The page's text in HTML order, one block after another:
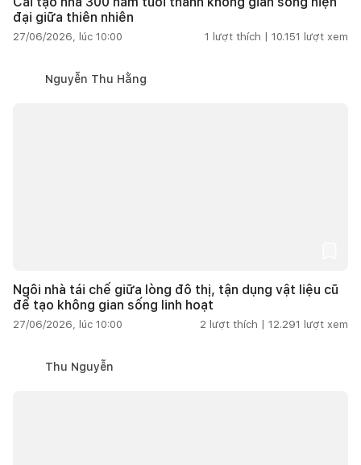
đại giữa thiên nhiên
27/06/2026, lúc 10:00 1 lượt thích | 10.151 lượt xem
Nguyễn Thu Hằng
Ngôi nhà tái chế giữa lòng đô thị, tận dụng vật liệu cũ
để tạo không gian sống linh hoạt
27/06/2026, lúc 10:00 2 lượt thích | 12.291 lượt xem
Thu Nguyễn